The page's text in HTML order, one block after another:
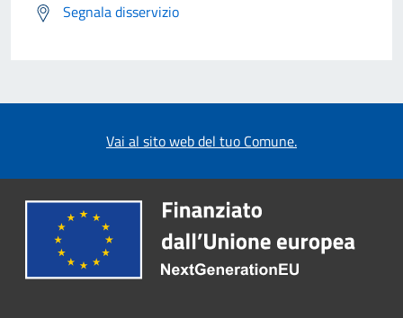
Segnala disservizio
Vai al sito web del tuo Comune.